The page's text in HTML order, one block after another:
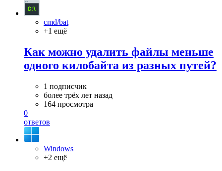
cmd/bat
+1 ещё
Как можно удалить файлы меньше
одного килобайта из разных путей?
1 подписчик
более трёх лет назад
164 просмотра
0
ответов
Windows
+2 ещё